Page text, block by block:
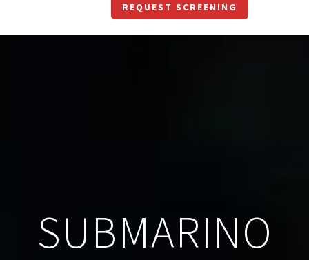
REQUEST SCREENING
SUBMARINO